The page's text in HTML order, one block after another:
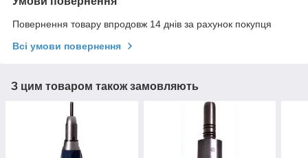
Повернення товару впродовж 14 днів за рахунок покупця
Всі умови повернення
З цим товаром також замовляють